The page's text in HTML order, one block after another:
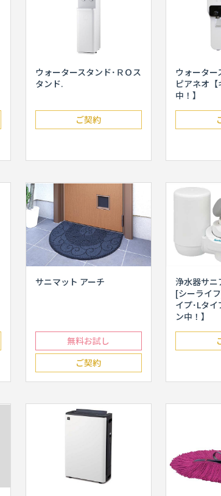
ウォータースタンド･ＲＯス
タンド.
ご契約
ウォーター
ピアネオ【
中！】
サニマット アーチ
無料お試し
ご契約
浄水器サニ
[シーライ
イプ･Lタ
ン中！】